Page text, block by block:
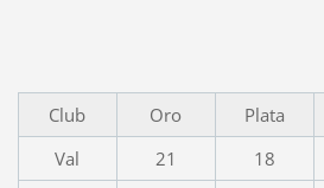
Club Oro Plata
Val
21 18